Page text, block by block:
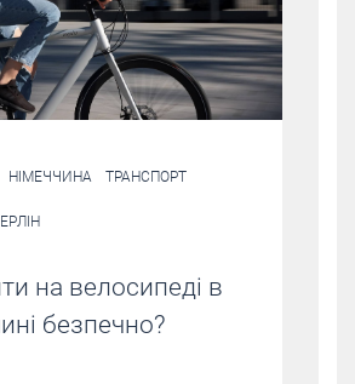
НІМЕЧЧИНА ТРАНСПОРТ
на велосипеді в
безпечно?